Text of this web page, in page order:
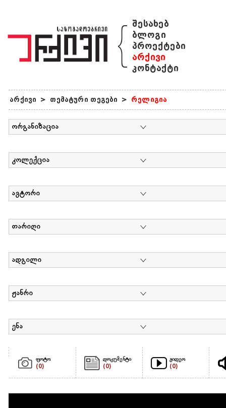
{ შესახებ
ბლოგი
პროექტები
არქივი
კონტაქტი
არქივი > თემატური თეგები > რელიგია
ორგანიზაცია
კოლექცია
ავტორი
თარიღი
ადგილი
ჟანრი
ენა
ფოტო
(0)
დოკუმენტი
(0)
ვიდეო
(0)